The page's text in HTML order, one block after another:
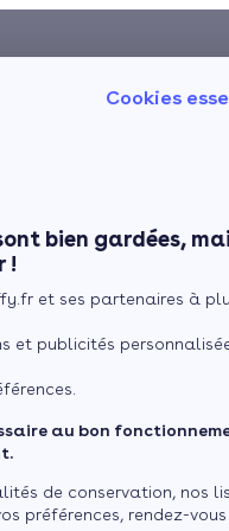
Cookies
bien gardées,
!
et ses partenaires à
et publicités
au bon
de conservation, nos
préférences, rendez-
zéro
Nos conseils
Sol
Fenêtres
de